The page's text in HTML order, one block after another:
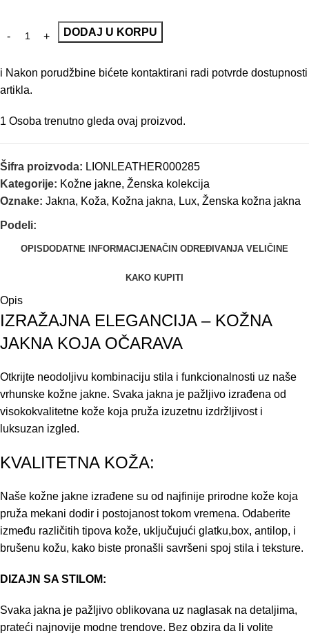
DODAJ U KORPU
i Nakon porudžbine bićete kontaktirani radi potvrde dostupnosti
artikla.
1 Osoba trenutno gleda ovaj proizvod.
Šifra proizvoda: LIONLEATHER000285
Kategorije: Kožne jakne, Ženska kolekcija
Oznake: Jakna, Koža, Kožna jakna, Lux, Ženska kožna jakna
Podeli:
OPISDODATNE INFORMACIJENAČIN ODREĐIVANJA VELIČINE
KAKO KUPITI
Opis
IZRAŽAJNA ELEGANCIJA – KOŽNA
JAKNA KOJA OČARAVA
Otkrijte neodoljivu kombinaciju stila i funkcionalnosti uz naše
vrhunske kožne jakne. Svaka jakna je pažljivo izrađena od
visokokvalitetne kože koja pruža izuzetnu izdržljivost i
luksuzan izgled.
KVALITETNA KOŽA:
Naše kožne jakne izrađene su od najfinije prirodne kože koja
pruža mekani dodir i postojanost tokom vremena. Odaberite
između različitih tipova kože, uključujući glatku,box, antilop, i
brušenu kožu, kako biste pronašli savršeni spoj stila i teksture.
DIZAJN SA STILOM:
Svaka jakna je pažljivo oblikovana uz naglasak na detaljima,
prateći najnovije modne trendove. Bez obzira da li volite